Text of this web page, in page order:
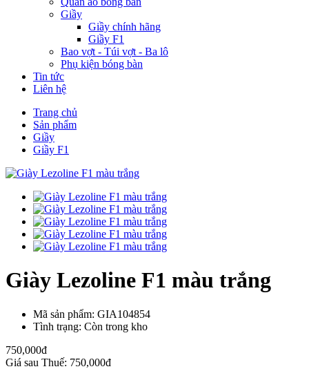
Giầy
Giầy chính hãng
Giầy F1
Bao vợt - Túi vợt - Ba lô
Phụ kiện bóng bàn
Tin tức
Liên hệ
Trang chủ
Sản phẩm
Giầy
Giầy F1
Giày Lezoline F1 màu trắng
Mã sản phẩm: GIA104854
Tình trạng: Còn trong kho
750,000đ
Giá sau Thuế: 750,000đ